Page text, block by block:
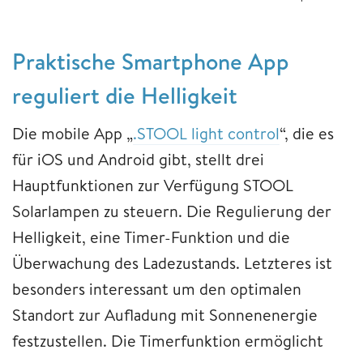
Praktische Smartphone App
reguliert die Helligkeit
Die mobile App „.STOOL light control“, die es
für iOS und Android gibt, stellt drei
Hauptfunktionen zur Verfügung STOOL
Solarlampen zu steuern. Die Regulierung der
Helligkeit, eine Timer-Funktion und die
Überwachung des Ladezustands. Letzteres ist
besonders interessant um den optimalen
Standort zur Aufladung mit Sonnenenergie
festzustellen. Die Timerfunktion ermöglicht